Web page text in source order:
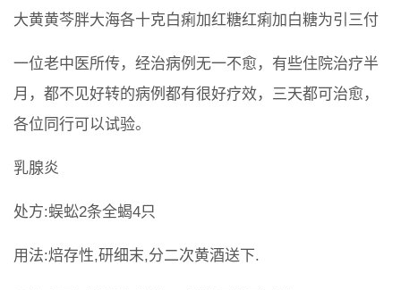
大黄黄芩胖大海各十克白痢加红糖红痢加白糖为引三付
一位老中医所传，经治病例无一不愈，有些住院治疗半
月，都不见好转的病例都有很好疗效，三天都可治愈，
各位同行可以试验。
乳腺炎
处方:蜈蚣2条全蝎4只
用法:焙存性,研细末,分二次黄酒送下.